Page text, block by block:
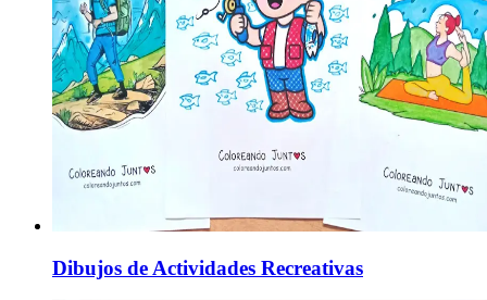
Dibujos de Actividades Recreativas